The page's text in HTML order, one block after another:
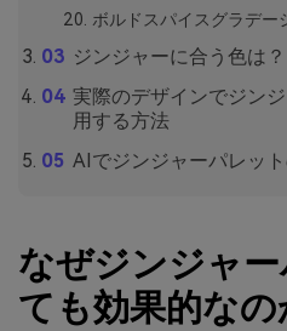
ボルドスパイスグラデー
ジンジャーに合う色は？
実際のデザインでジン
用する方法
AIでジンジャーパレッ
なぜジンジャ
ても効果的なの